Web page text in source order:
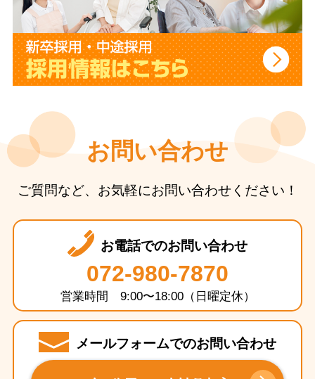
お問い合わせ
ご質問など、お気軽にお問い合わせください！
お電話でのお問い合わせ
072-980-7870
営業時間 9:00〜18:00（日曜定休）
メールフォームでのお問い合わせ